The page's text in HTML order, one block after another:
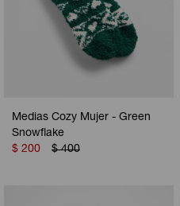
Medias Cozy Mujer - Green
Snowflake
$ 200 $ 400